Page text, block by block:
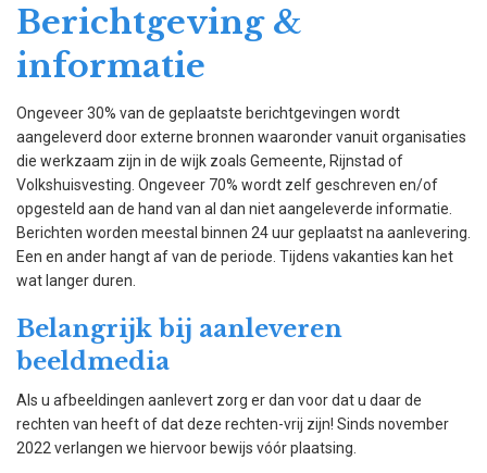
Berichtgeving &
informatie
Ongeveer 30% van de geplaatste berichtgevingen wordt
aangeleverd door externe bronnen waaronder vanuit organisaties
die werkzaam zijn in de wijk zoals Gemeente, Rijnstad of
Volkshuisvesting. Ongeveer 70% wordt zelf geschreven en/of
opgesteld aan de hand van al dan niet aangeleverde informatie.
Berichten worden meestal binnen 24 uur geplaatst na aanlevering.
Een en ander hangt af van de periode. Tijdens vakanties kan het
wat langer duren.
Belangrijk bij aanleveren
beeldmedia
Als u afbeeldingen aanlevert zorg er dan voor dat u daar de
rechten van heeft of dat deze rechten-vrij zijn! Sinds november
2022 verlangen we hiervoor bewijs vóór plaatsing.